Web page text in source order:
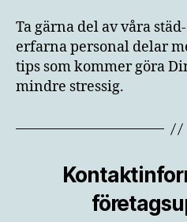
Ta gärna del av våra
erfarna personal delar
tips som kommer göra
mindre stressig.